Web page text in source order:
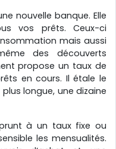
nouvelle banque. Elle
vos prêts. Ceux-ci
mais aussi
des découverts
propose un taux de
en cours. Il étale le
longue, une dizaine
à un taux fixe ou
les mensualités.